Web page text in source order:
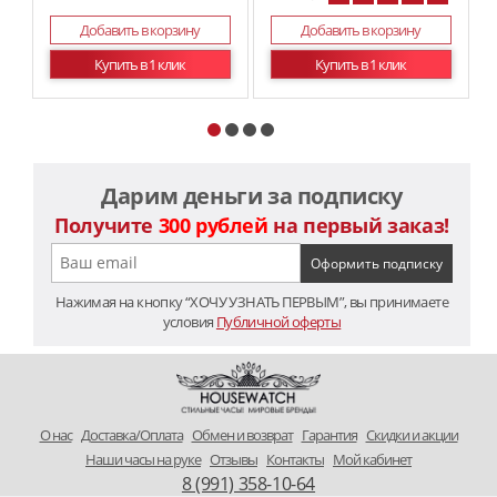
Добавить в корзину
Купить в 1 клик
41
Добавить в корзину
Купить в 1 клик
Дарим деньги за подписку
Получите 300 рублей на первый заказ!
Нажимая на кнопку “ХОЧУ УЗНАТЬ ПЕРВЫМ”, вы принимаете
условия Публичной оферты
O нас Доставка/Оплата Обмен и возврат Гарантия Скидки и акции
Наши часы на руке Отзывы Контакты Мой кабинет
8 (991) 358-10-64